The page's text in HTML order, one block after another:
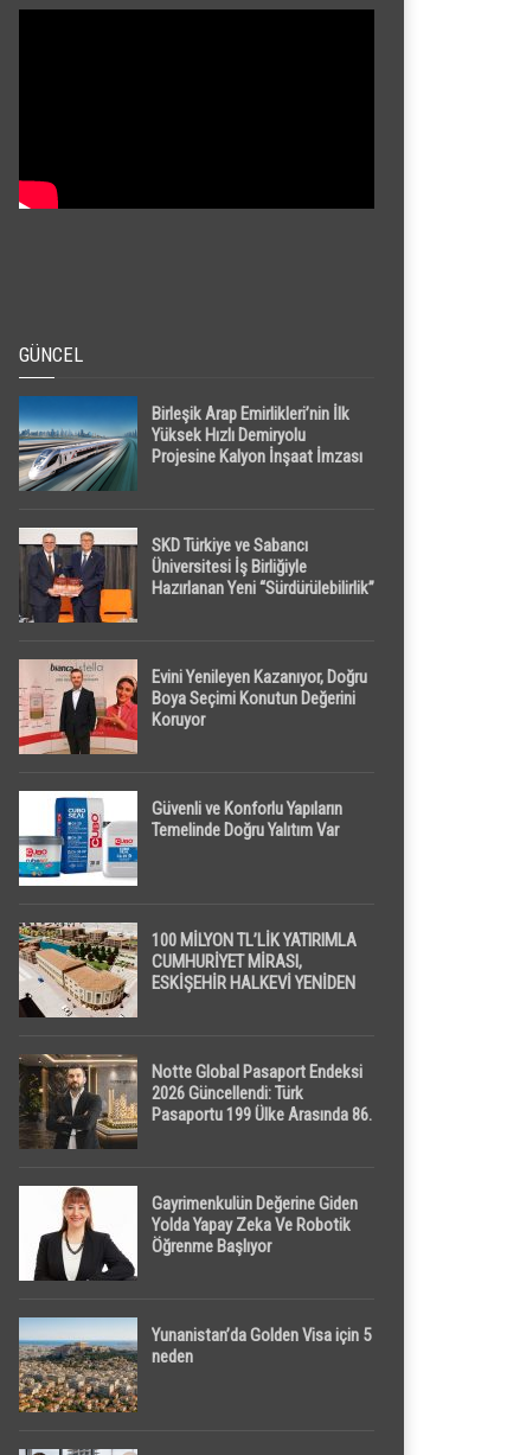
GÜNCEL
Birleşik Arap Emirlikleri’nin İlk
Yüksek Hızlı Demiryolu
Projesine Kalyon İnşaat İmzası
SKD Türkiye ve Sabancı
Üniversitesi İş Birliğiyle
Hazırlanan Yeni “Sürdürülebilirlik”
Evini Yenileyen Kazanıyor, Doğru
Boya Seçimi Konutun Değerini
Koruyor
Güvenli ve Konforlu Yapıların
Temelinde Doğru Yalıtım Var
100 MİLYON TL’LİK YATIRIMLA
CUMHURİYET MİRASI,
ESKİŞEHİR HALKEVİ YENİDEN
Notte Global Pasaport Endeksi
2026 Güncellendi: Türk
Pasaportu 199 Ülke Arasında 86.
Gayrimenkulün Değerine Giden
Yolda Yapay Zeka Ve Robotik
Öğrenme Başlıyor
Yunanistan’da Golden Visa için 5
neden